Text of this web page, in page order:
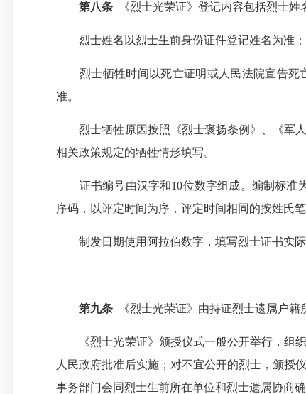
第八条 《烈士光荣证》登记内容包括烈士
烈士姓名以烈士生前身份证件登记姓名为准；
烈士牺牲时间以死亡证明或人民法院宣告死
准。
烈士牺牲原因按照《烈士褒扬条例》、《军人
相关政策规定的牺牲情形填写。
证书编号由汉字和10位数字组成。编制标准
序码，以评定时间为序，评定时间相同的按姓氏笔
制发日期使用阿拉伯数字，填写烈士证书实际
第九条 《烈士光荣证》由持证烈士遗属户
《烈士光荣证》颁授仪式一般公开举行，组织
人民政府批准后实施；对不宜公开的烈士，颁授
事务部门会同烈士生前所在单位和烈士遗属协商确